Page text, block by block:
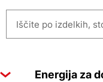
Iščite
storitvah,Energija za